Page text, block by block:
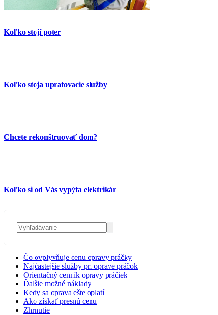
Koľko stojí poter
Koľko stoja upratovacie služby
Chcete rekonštruovať dom?
Koľko si od Vás vypýta elektrikár
Čo ovplyvňuje cenu opravy práčky
Najčastejšie služby pri oprave práčok
Orientačný cenník opravy práčiek
Ďalšie možné náklady
Kedy sa oprava ešte oplatí
Ako získať presnú cenu
Zhrnutie